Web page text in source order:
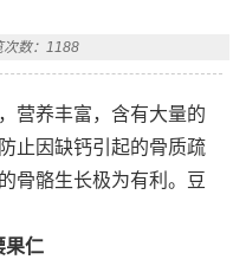
次数：1188
营养丰富，含有大量的
止因缺钙引起的骨质疏
骨骼生长极为有利。豆
果仁